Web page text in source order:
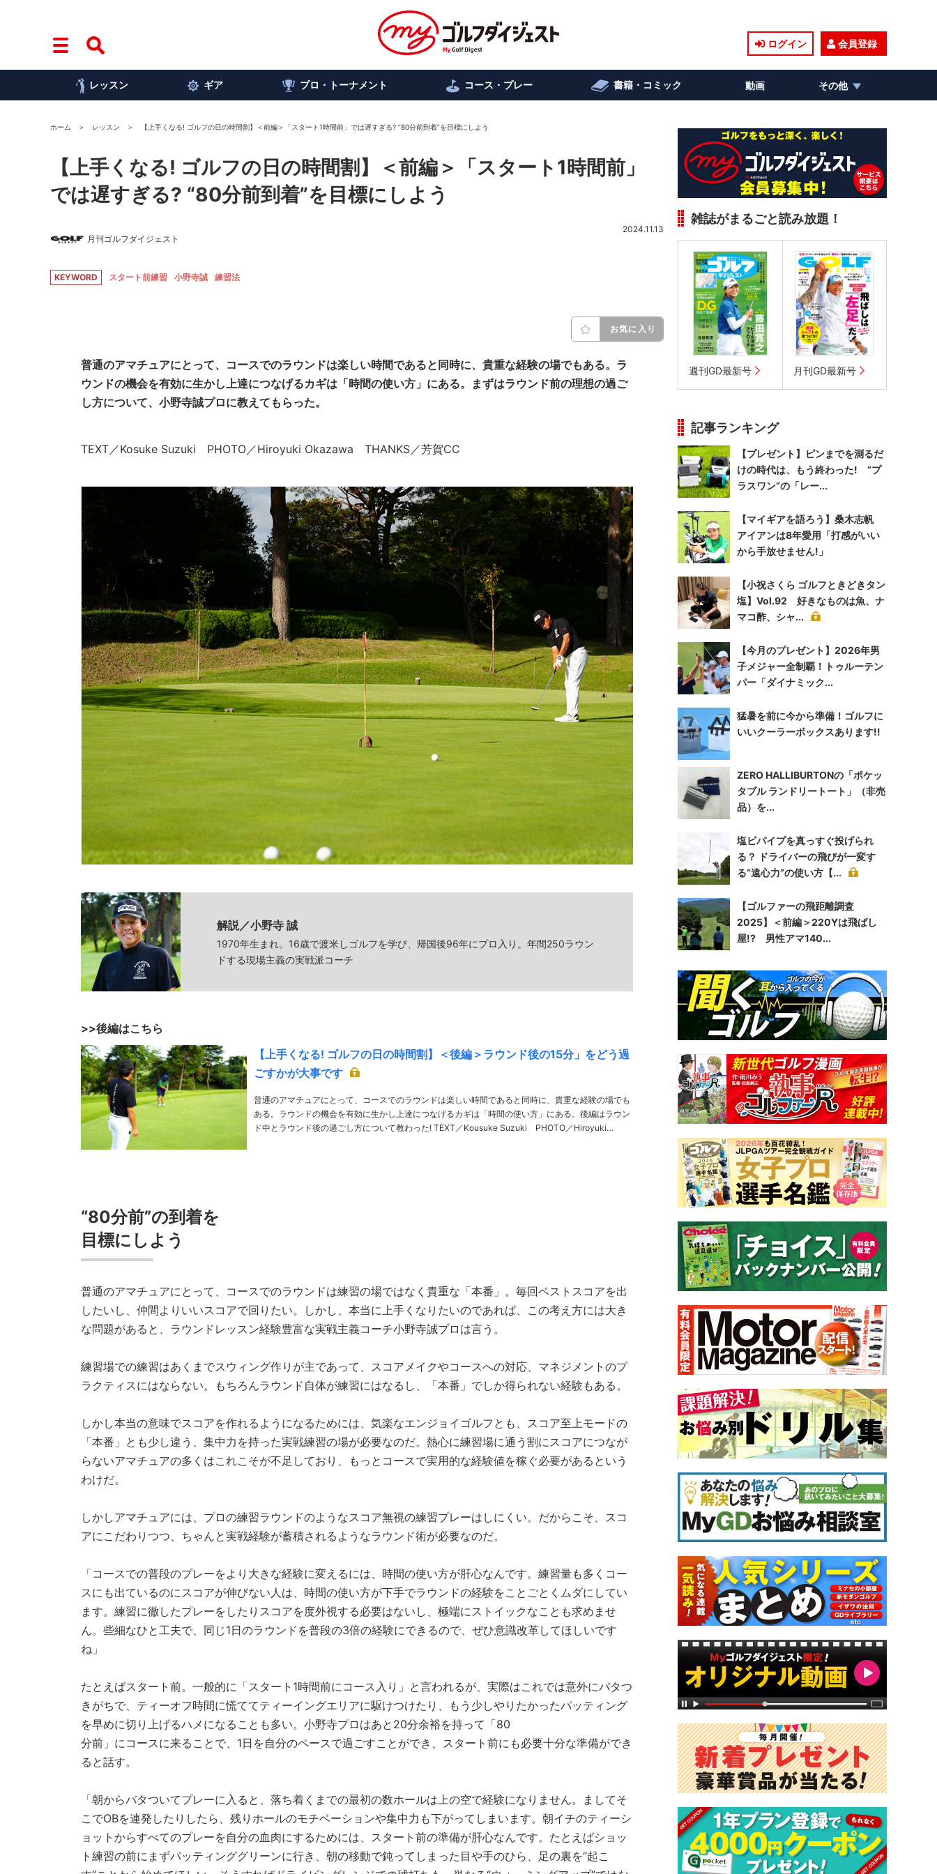
ログイン 会員登録
レッスン ギア プロ・トーナメント コース・プレー 書籍・コミック 動画 その他
ホーム レッスン 【上手くなる! ゴルフの日の時間割】＜前編＞「スタート1時間前」では遅すぎる? “80分前到着”を目標にしよう
【上手くなる! ゴルフの日の時間割】＜前編＞「スタート1時間前」
では遅すぎる? “80分前到着”を目標にしよう
月刊ゴルフダイジェスト
2024.11.13
KEYWORD スタート前練習 小野寺誠 練習法
お気に入り
普通のアマチュアにとって、コースでのラウンドは楽しい時間であると同時に、貴重な経験の場でもある。ラ
ウンドの機会を有効に生かし上達につなげるカギは「時間の使い方」にある。まずはラウンド前の理想の過ご
し方について、小野寺誠プロに教えてもらった。
TEXT／Kosuke Suzuki PHOTO／Hiroyuki Okazawa THANKS／芳賀CC
解説／小野寺 誠
1970年生まれ。16歳で渡米しゴルフを学び、帰国後96年にプロ入り。年間250ラウン
ドする現場主義の実戦派コーチ
>>後編はこちら
【上手くなる! ゴルフの日の時間割】＜後編＞ラウンド後の15分」をどう過
ごすかが大事です
普通のアマチュアにとって、コースでのラウンドは楽しい時間であると同時に、貴重な経験の場でも
ある。ラウンドの機会を有効に生かし上達につなげるカギは「時間の使い方」にある。後編はラウン
ド中とラウンド後の過ごし方について教わった! TEXT／Kousuke Suzuki PHOTO／Hiroyuki
“80分前”の到着を
目標にしよう
普通のアマチュアにとって、コースでのラウンドは練習の場ではなく貴重な「本番」。毎回ベストスコアを出
したいし、仲間よりいいスコアで回りたい。しかし、本当に上手くなりたいのであれば、この考え方には大き
な問題があると、ラウンドレッスン経験豊富な実戦主義コーチ小野寺誠プロは言う。
練習場での練習はあくまでスウィング作りが主であって、スコアメイクやコースへの対応、マネジメントのプ
ラクティスにはならない。もちろんラウンド自体が練習にはなるし、「本番」でしか得られない経験もある。
しかし本当の意味でスコアを作れるようになるためには、気楽なエンジョイゴルフとも、スコア至上モードの
「本番」とも少し違う、集中力を持った実戦練習の場が必要なのだ。熱心に練習場に通う割にスコアにつなが
らないアマチュアの多くはこれこそが不足しており、もっとコースで実用的な経験値を稼ぐ必要があるという
わけだ。
しかしアマチュアには、プロの練習ラウンドのようなスコア無視の練習プレーはしにくい。だからこそ、スコ
アにこだわりつつ、ちゃんと実戦経験が蓄積されるようなラウンド術が必要なのだ。
「コースでの普段のプレーをより大きな経験に変えるには、時間の使い方が肝心なんです。練習量も多くコー
スにも出ているのにスコアが伸びない人は、時間の使い方が下手でラウンドの経験をことごとくムダにしてい
ます。練習に徹したプレーをしたりスコアを度外視する必要はないし、極端にストイックなことも求めませ
ん。些細なひと工夫で、同じ1日のラウンドを普段の3倍の経験にできるので、ぜひ意識改革してほしいです
ね」
たとえばスタート前。一般的に「スタート1時間前にコース入り」と言われるが、実際はこれでは意外にバタつ
きがちで、ティーオフ時間に慌ててティーイングエリアに駆けつけたり、もう少しやりたかったパッティング
を早めに切り上げるハメになることも多い。小野寺プロはあと20分余裕を持って「80
分前」にコースに来ることで、1日を自分のペースで過ごすことができ、スタート前にも必要十分な準備ができ
ると話す。
「朝からバタついてプレーに入ると、落ち着くまでの最初の数ホールは上の空で経験になりません。ましてそ
こでOBを連発したりしたら、残りホールのモチベーションや集中力も下がってしまいます。朝イチのティーシ
ョットからすべてのプレーを自分の血肉にするためには、スタート前の準備が肝心なんです。たとえばショッ
ト練習の前にまずパッティンググリーンに行き、朝の移動で鈍ってしまった目や手のひら、足の裏を“起こ
雑誌がまるごと読み放題！
週刊GD最新号 月刊GD最新号
記事ランキング
【プレゼント】ピンまでを測るだ
けの時代は、もう終わった! “プ
ラスワン”の「レー...
【マイギアを語ろう】桑木志帆
アイアンは8年愛用「打感がいい
から手放せません!」
【小祝さくら ゴルフときどきタン
塩】Vol.92 好きなものは魚、ナ
マコ酢、シャ...
【今月のプレゼント】2026年男
子メジャー全制覇！トゥルーテン
パー「ダイナミック...
猛暑を前に今から準備！ゴルフに
いいクーラーボックスあります!!
ZERO HALLIBURTONの「ポケッ
タブル ランドリートート」（非売
品）を...
塩ビパイプを真っすぐ投げられ
る？ ドライバーの飛びが一変す
る“遠心力”の使い方【...
【ゴルファーの飛距離調査
2025】＜前編＞220Yは飛ばし
屋!? 男性アマ140...